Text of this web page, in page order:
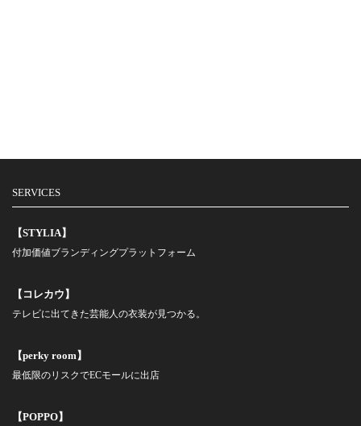
SERVICES
【STYLIA】
付加価値ブランディングプラットフォーム
【コレカウ】
テレビに出てきた芸能人の衣装が見つかる。
【perky room】
最低限のリスクでECモールに出店
【POPPO】